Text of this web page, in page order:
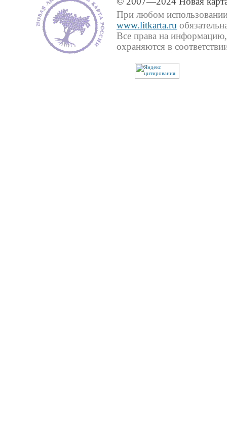
При любом использовании
www.litkarta.ru
Все права на
охраняются в